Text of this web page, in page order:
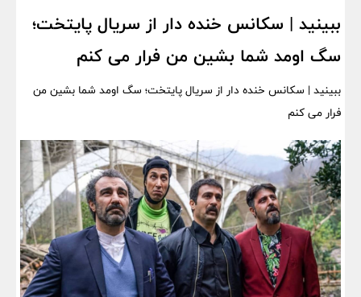
ببینید | سکانس خنده دار از سریال پایتخت؛
سگ اومد شما بشین من فرار می کنم
ببینید | سکانس خنده دار از سریال پایتخت؛ سگ اومد شما بشین من
فرار می کنم